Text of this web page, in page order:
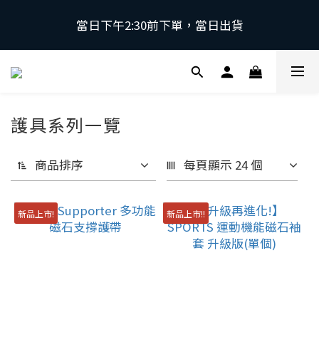
當日下午2:30前下單，當日出貨
當日下午2:30前下單，當日出貨
\ 日本第一磁石領導品牌 | 原裝進口 /
採用日本獨家專利技術，有效促進血液循環，舒緩緊
當日下午2:30前下單，當日出貨
護具系列一覽
商品排序 每頁顯示 24 個
新品上市! 新品上市!!